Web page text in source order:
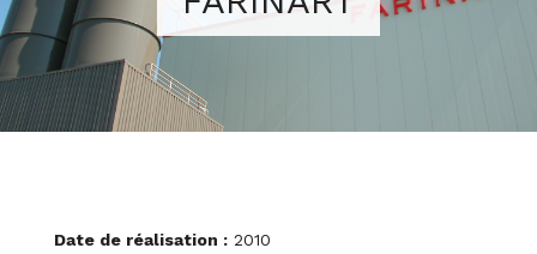
Date de réalisation :2010